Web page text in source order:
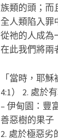
族類的頭；而
全人類陷入罪
從祂的人成為
在此我們將兩
「當時，耶
4:1） 2. 處於
– 伊甸園：豐
善惡樹的果子
2. 處於極惡劣